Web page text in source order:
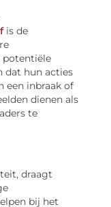
is de
potentiële
dat hun acties
een inbraak of
dienen als
te
draagt
bij het